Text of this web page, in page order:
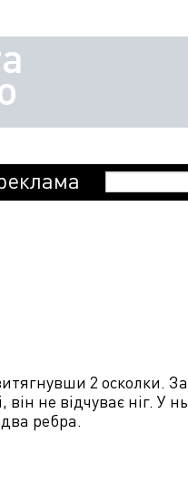
2 осколки.
не відчуває ніг. У
ребра.